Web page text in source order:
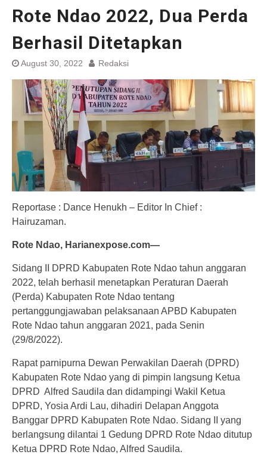
Rote Ndao 2022, Dua Perda
Berhasil Ditetapkan
August 30, 2022 Redaksi
Reportase : Dance Henukh – Editor In Chief :
Hairuzaman.
Rote Ndao, Harianexpose.com—
Sidang II DPRD Kabupaten Rote Ndao tahun anggaran
2022, telah berhasil menetapkan Peraturan Daerah
(Perda) Kabupaten Rote Ndao tentang
pertanggungjawaban pelaksanaan APBD Kabupaten
Rote Ndao tahun anggaran 2021, pada Senin
(29/8/2022).
Rapat parnipurna Dewan Perwakilan Daerah (DPRD)
Kabupaten Rote Ndao yang di pimpin langsung Ketua
DPRD Alfred Saudila dan didampingi Wakil Ketua
DPRD, Yosia Ardi Lau, dihadiri Delapan Anggota
Banggar DPRD Kabupaten Rote Ndao. Sidang II yang
berlangsung dilantai 1 Gedung DPRD Rote Ndao ditutup
Ketua DPRD Rote Ndao, Alfred Saudila.